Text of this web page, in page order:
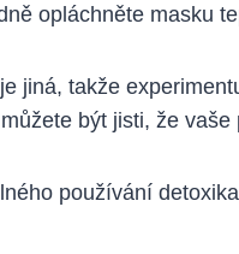
opláchněte masku
jiná, takže
být jisti, že